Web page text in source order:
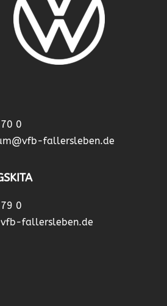
0
fallersleben.de
0
fallersleben.de